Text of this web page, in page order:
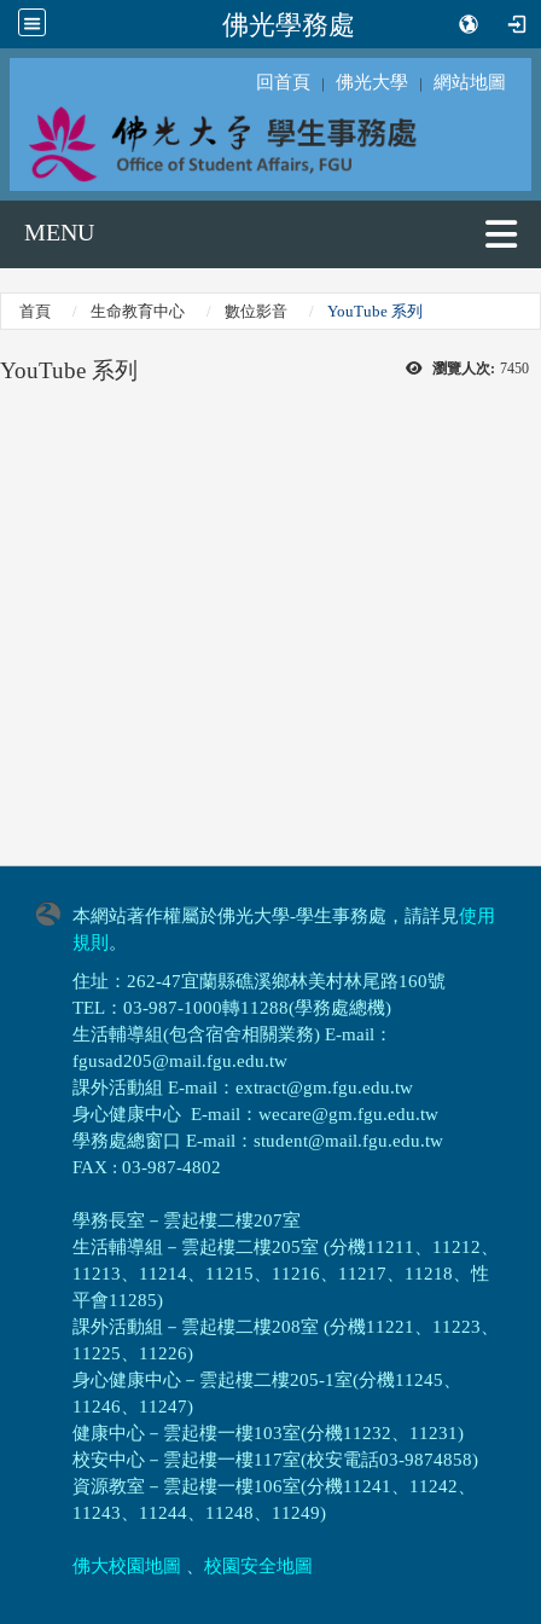
佛光學務處
回首頁 ｜ 佛光大學 ｜ 網站地圖
MENU
首頁 生命教育中心 數位影音 YouTube 系列
瀏覽人次: 7450
YouTube 系列
本網站著作權屬於佛光大學-學生事務處，請詳見使用
規則 。
住址：262-47宜蘭縣礁溪鄉林美村林尾路160號
TEL：03-987-1000轉11288(學務處總機)
生活輔導組(包含宿舍相關業務) E-mail：
fgusad205@mail.fgu.edu.tw
課外活動組 E-mail：extract@gm.fgu.edu.tw
身心健康中心 E-mail：wecare@gm.fgu.edu.tw
學務處總窗口 E-mail：student@mail.fgu.edu.tw
FAX : 03-987-4802
學務長室－雲起樓二樓207室
生活輔導組 － 雲起樓二樓205室 (分機11211、11212、
11213、11214、11215、11216、11217、11218、性
平會11285)
課外活動組 － 雲起樓二樓208室 (分機11221、11223、
11225、11226)
身心健康中心 － 雲起樓二樓205-1室(分機11245、
11246、11247)
健康中心－ 雲起樓一樓103室(分機11232、11231)
校安中心－ 雲起樓一樓117室(校安電話03-9874858)
資源教室 － 雲起樓一樓106室(分機11241、11242、
11243、11244、11248、11249)
佛大校園地圖 校園安全地圖